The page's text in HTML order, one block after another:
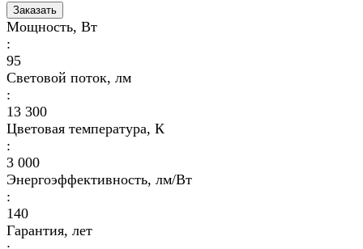
Заказать
Мощность, Вт
:
95
Световой поток, лм
:
13 300
Цветовая температура, К
:
3 000
Энергоэффективность, лм/Вт
:
140
Гарантия, лет